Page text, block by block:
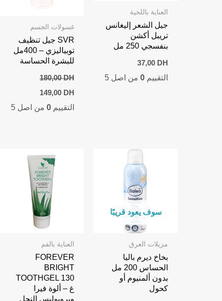
العناية باللحية
جيل الشعر إليغانس
تريبل أكشن
بنفسجي 250 مل
37,00 DH
التقييم 0من اصل 5
غسولات الجسم
SVR جيل تنظيف
توبياليزي – 400مل
للبشرة الحساسة
180,00DH
Original
was:
149,00 DH
is:
التقييم0 من اصل 5
سوف يعود قريبًا
مزيلات العرق
بخاخ ديرم باليا
الحساس 200 مل
بدون ألمنيوم أو
كحول
العناية بالفم
FOREVER
BRIGHT
TOOTHGEL 130
غ – ألوة فيرا
وبروبوليس النحل